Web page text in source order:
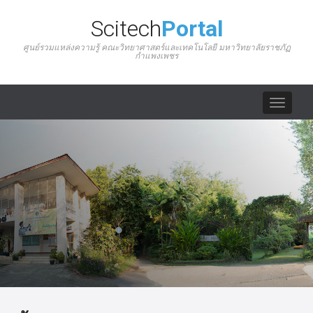
ScitechPortal
ศูนย์รวมแหล่งความรู้ คณะวิทยาศาสตร์และเทคโนโลยี มหาวิทยาลัยราชภัฏ
กำแพงเพชร
Toggle